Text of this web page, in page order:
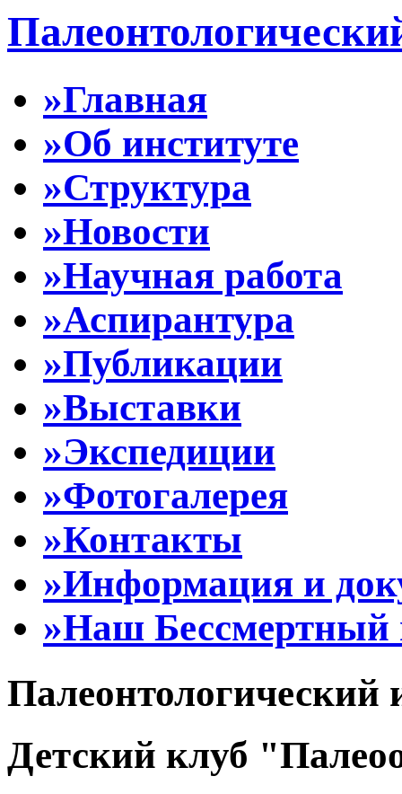
»Главная
»Об институте
»Структура
»Новости
»Научная работа
»Аспирантура
»Публикации
»Выставки
»Экспедиции
»Фотогалерея
»Контакты
»Информация и
»Наш Бессмертный
Палеонтологический
Детский клуб